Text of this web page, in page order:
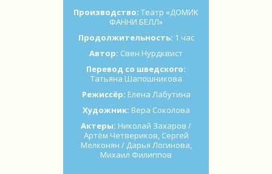
Производство: Театр «ДОМИК
ФАННИ БЕЛЛ»
Продолжительность: 1 час
Автор: Свен Нурдквист
Перевод со шведского:
Татьяна Шапошникова
Режиссёр: Елена Лабутина
Художник: Вера Соколова
Актеры: Николай Захаров /
Артём Четвериков, Сергей
Мелконян / Дарья Логинова,
Михаил Филиппов